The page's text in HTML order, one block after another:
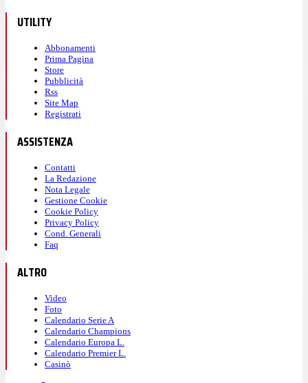
UTILITY
Abbonamenti
Prima Pagina
Store
Pubblicità
Rss
Site Map
Registrati
ASSISTENZA
Contatti
La Redazione
Nota Legale
Gestione Cookie
Cookie Policy
Privacy Policy
Cond. Generali
Faq
ALTRO
Video
Foto
Calendario Serie A
Calendario Champions
Calendario Europa L.
Calendario Premier L.
Casinò